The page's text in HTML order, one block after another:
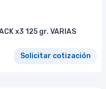
x3 125 gr. VARIAS
Solicitar cotización